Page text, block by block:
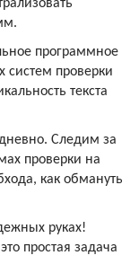
программное
систем проверки
текста
Следим за
проверки на
как обмануть
руках!
простая задача